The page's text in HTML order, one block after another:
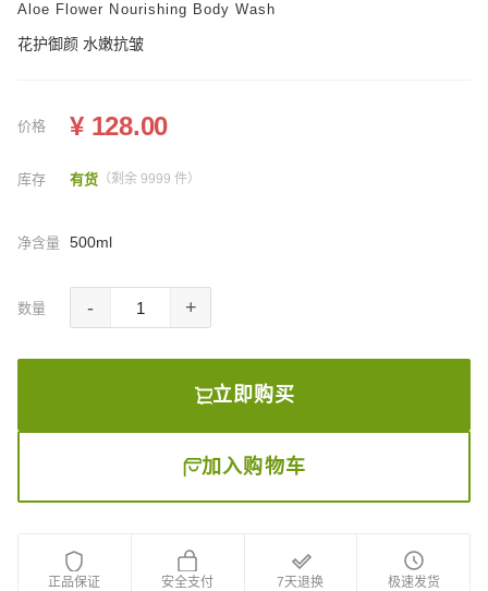
Aloe Flower Nourishing Body Wash
花护御颜 水嫩抗皱
价格 ¥ 128.00
库存 有货 （剩余 9999 件）
净含量 500ml
数量 - +
立即购买
加入购物车
正品保证 安全支付 7天退换 极速发货